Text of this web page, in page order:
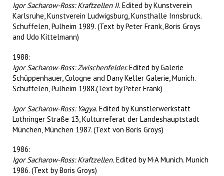
Igor Sacharow-Ross: Kraftzellen II. Edited by Kunstverein
Karlsruhe, Kunstverein Ludwigsburg, Kunsthalle Innsbruck.
Schuffelen, Pulheim 1989. (Text by Peter Frank, Boris Groys
and Udo Kittelmann)
1988:
Igor Sacharow-Ross: Zwischenfelder.Edited by Galerie
Schüppenhauer, Cologne and Dany Keller Galerie, Munich.
Schuffelen, Pulheim 1988.(Text by Peter Frank)
Igor Sacharow-Ross: Yagya. Edited by Künstlerwerkstatt
Lothringer Straße 13, Kulturreferat der Landeshauptstadt
München, München 1987. (Text von Boris Groys)
1986:
Igor Sacharow-Ross: Kraftzellen. Edited by M·A Munich. Munich
1986. (Text by Boris Groys)